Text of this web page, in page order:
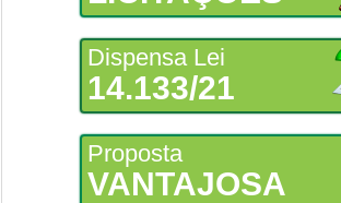
Dispensa Lei
14.133/21
Proposta
VANTAJOSA